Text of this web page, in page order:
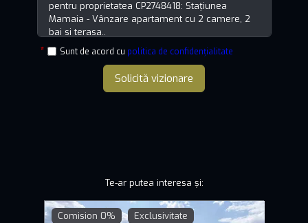
Sunt de acord cu politica de confidențialitate
Solicită vizionare
Te-ar putea interesa și:
Comision 0% Exclusivitate